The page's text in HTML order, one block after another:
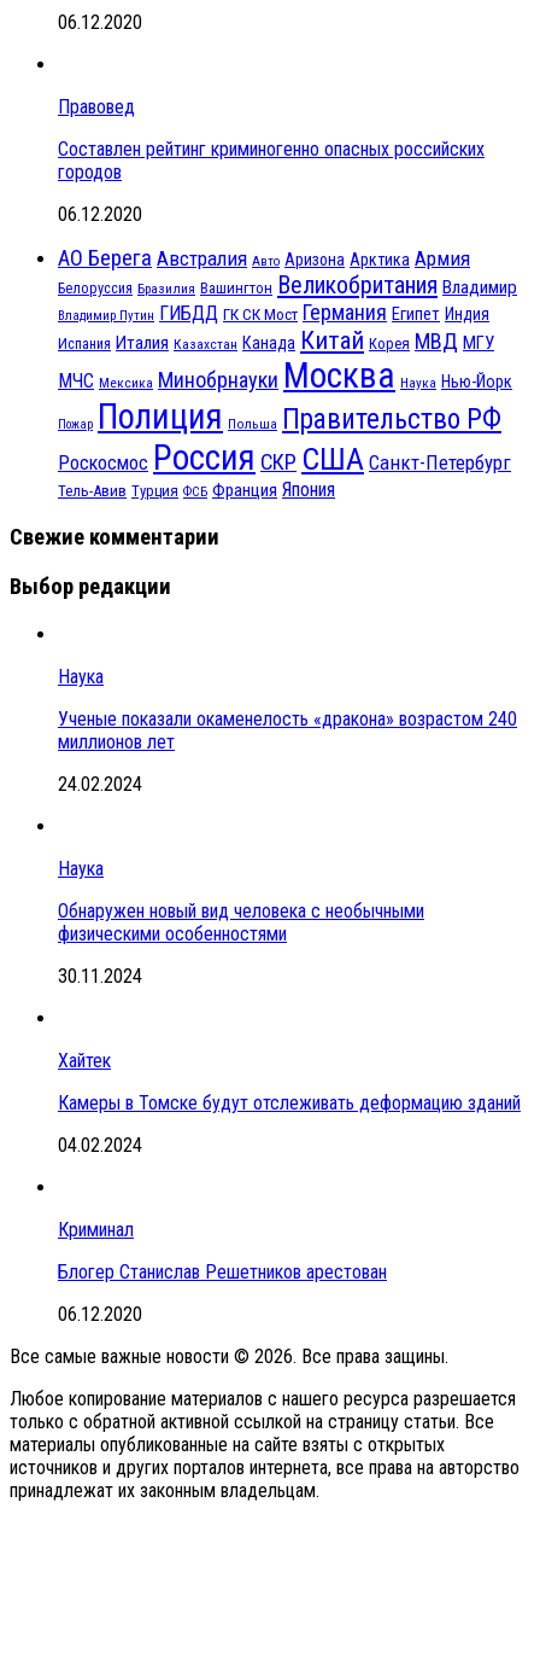
06.12.2020
Правовед
Составлен рейтинг криминогенно опасных российских
городов
06.12.2020
АО Берега Австралия Авто Аризона Арктика Армия
Белоруссия Бразилия Вашингтон Великобритания Владимир
Владимир Путин ГИБДД ГК СК Мост Германия Египет Индия
Испания Италия Казахстан Канада Китай Корея МВД МГУ
МЧС Мексика Минобрнауки Москва Наука Нью-Йорк
Пожар Полиция Польша Правительство РФ
Роскосмос Россия СКР США Санкт-Петербург
Тель-Авив Турция ФСБ Франция Япония
Свежие комментарии
Выбор редакции
Наука
Ученые показали окаменелость «дракона» возрастом 240
миллионов лет
24.02.2024
Наука
Обнаружен новый вид человека с необычными
физическими особенностями
30.11.2024
Хайтек
Камеры в Томске будут отслеживать деформацию зданий
04.02.2024
Криминал
Блогер Станислав Решетников арестован
06.12.2020
Все самые важные новости © 2026. Все права защины.
Любое копирование материалов с нашего ресурса разрешается
только с обратной активной ссылкой на страницу статьи. Все
материалы опубликованные на сайте взяты с открытых
источников и других порталов интернета, все права на авторство
принадлежат их законным владельцам.